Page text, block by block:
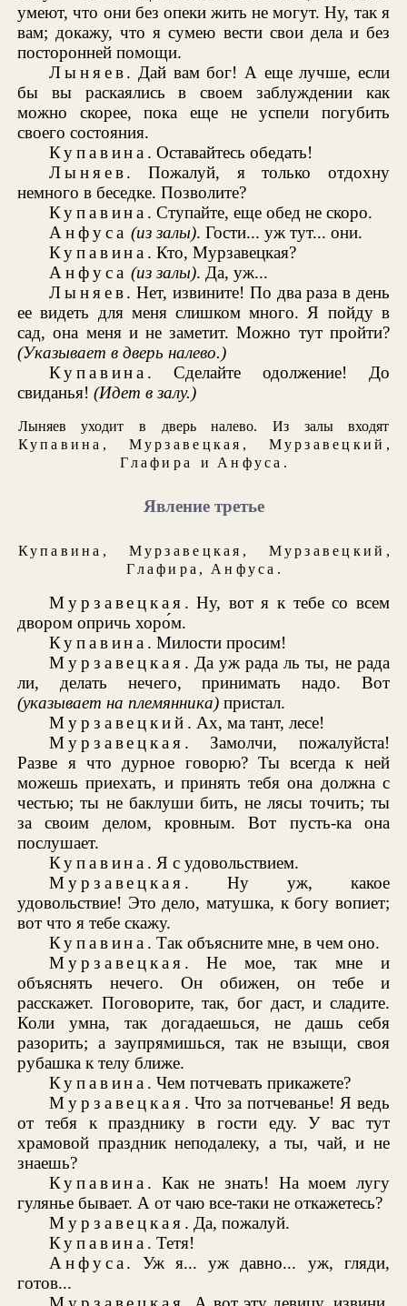
умеют, что они без опеки жить не могут. Ну, так я
вам; докажу, что я сумею вести свои дела и без
посторонней помощи.
Лыняев. Дай вам бог! А еще лучше, если
бы вы раскаялись в своем заблуждении как
можно скорее, пока еще не успели погубить
своего состояния.
Купавина . Оставайтесь обедать!
Лыняев. Пожалуй, я только отдохну
немного в беседке. Позволите?
Купавина . Ступайте, еще обед не скоро.
Анфуса (из залы). Гости... уж тут... они.
Купавина . Кто, Мурзавецкая?
Анфуса (из залы). Да, уж...
Лыняев. Нет, извините! По два раза в день
ее видеть для меня слишком много. Я пойду в
сад, она меня и не заметит. Можно тут пройти?
(Указывает в дверь налево.)
Купавина . Сделайте одолжение! До
свиданья!(Идет в залу.)
Лыняев уходит в дверь налево. Из залы входят
Купавина , Мурзавецкая , Мурзавецкий ,
Глафира
иАнфуса .
Явление третье
Купавина , Мурзавецкая , Мурзавецкий ,
Глафира , Анфуса .
Мурзавецкая . Ну, вот я к тебе со всем
двором опричь хоро́м.
Купавина . Милости просим!
Мурзавецкая . Да уж рада ль ты, не рада
ли, делать нечего, принимать надо. Вот
(указывает на племянника) пристал.
Мурзавецкий . Ах, ма тант, лесе!
Мурзавецкая . Замолчи, пожалуйста!
Разве я что дурное говорю? Ты всегда к ней
можешь приехать, и принять тебя она должна с
честью; ты не баклуши бить, не лясы точить; ты
за своим делом, кровным. Вот пусть-ка она
послушает.
Купавина . Я с удовольствием.
Мурзавецкая . Ну уж, какое
удовольствие! Это дело, матушка, к богу вопиет;
вот что я тебе скажу.
Купавина . Так объясните мне, в чем оно.
Мурзавецкая . Не мое, так мне и
объяснять нечего. Он обижен, он тебе и
расскажет. Поговорите, так, бог даст, и сладите.
Коли умна, так догадаешься, не дашь себя
разорить; а заупрямишься, так не взыщи, своя
рубашка к телу ближе.
Купавина . Чем потчевать прикажете?
Мурзавецкая . Что за потчеванье! Я ведь
от тебя к празднику в гости еду. У вас тут
храмовой праздник неподалеку, а ты, чай, и не
знаешь?
Купавина . Как не знать! На моем лугу
гулянье бывает. А от чаю все-таки не откажетесь?
Мурзавецкая . Да, пожалуй.
Купавина . Тетя!
Анфуса . Уж я... уж давно... уж, гляди,
готов...